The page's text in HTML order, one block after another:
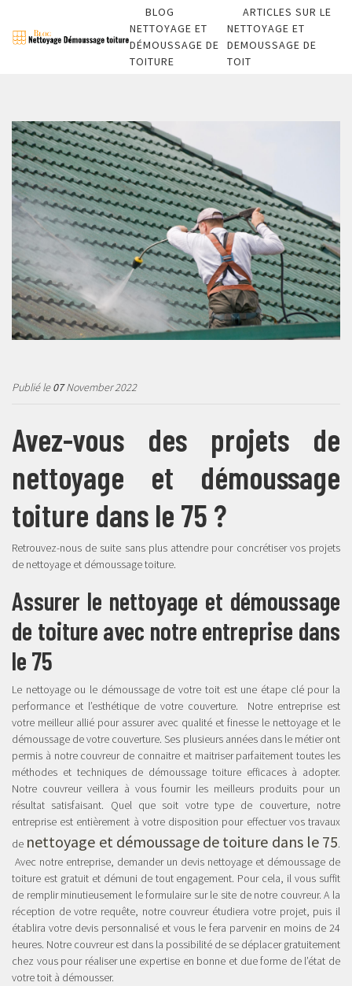
BLOG
NETTOYAGE ET
DÉMOUSSAGE DE
TOITURE
ARTICLES SUR LE
NETTOYAGE ET
DEMOUSSAGE DE
TOIT
Publié le07November 2022
Avez-vous des projets de
nettoyage et démoussage
toiture dans le 75 ?
Retrouvez-nous de suite sans plus attendre pour concrétiser vos projets
de nettoyage et démoussage toiture.
Assurer le nettoyage et démoussage
de toiture avec notre entreprise dans
le 75
Le nettoyage ou le démoussage de votre toit est une étape clé pour la
performance et l’esthétique de votre couverture. Notre entreprise est
votre meilleur allié pour assurer avec qualité et finesse le nettoyage et le
démoussage de votre couverture. Ses plusieurs années dans le métier ont
permis à notre couvreur de connaitre et maitriser parfaitement toutes les
méthodes et techniques de démoussage toiture efficaces à adopter.
Notre couvreur veillera à vous fournir les meilleurs produits pour un
résultat satisfaisant. Quel que soit votre type de couverture, notre
entreprise est entièrement à votre disposition pour effectuer vos travaux
de nettoyage et démoussage de toiture dans le 75.
Avec notre entreprise, demander un devis nettoyage et démoussage de
toiture est gratuit et démuni de tout engagement. Pour cela, il vous suffit
de remplir minutieusement le formulaire sur le site de notre couvreur. A la
réception de votre requête, notre couvreur étudiera votre projet, puis il
établira votre devis personnalisé et vous le fera parvenir en moins de 24
heures. Notre couvreur est dans la possibilité de se déplacer gratuitement
chez vous pour réaliser une expertise en bonne et due forme de l’état de
votre toit à démousser.